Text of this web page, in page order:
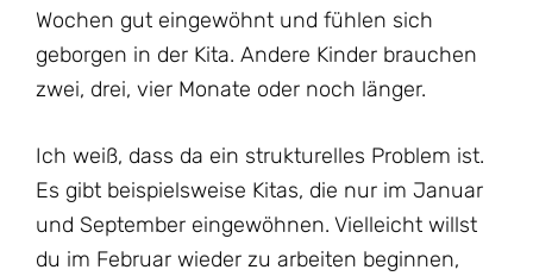
Wochen gut eingewöhnt und fühlen sich
geborgen in der Kita. Andere Kinder brauchen
zwei, drei, vier Monate oder noch länger.
Ich weiß, dass da ein strukturelles Problem ist.
Es gibt beispielsweise Kitas, die nur im Januar
und September eingewöhnen. Vielleicht willst
du im Februar wieder zu arbeiten beginnen,